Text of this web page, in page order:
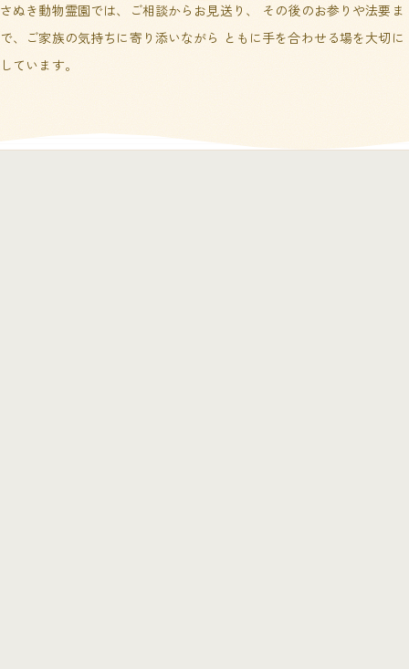
さぬき動物霊園では、ご相談からお見送り、 その後のお参りや法要ま
で、ご家族の気持ちに寄り添いながら ともに手を合わせる場を大切に
しています。